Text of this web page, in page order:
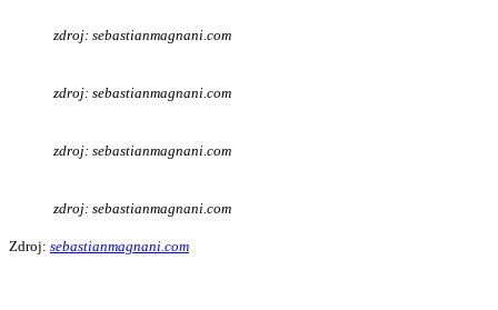
zdroj: sebastianmagnani.com
zdroj: sebastianmagnani.com
zdroj: sebastianmagnani.com
zdroj: sebastianmagnani.com
Zdroj: sebastianmagnani.com